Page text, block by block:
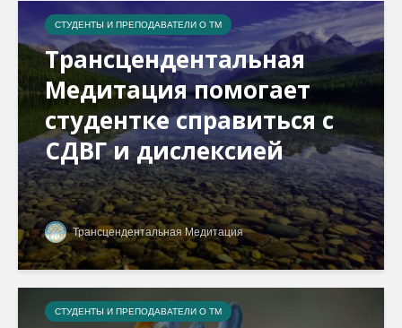
СТУДЕНТЫ И ПРЕПОДАВАТЕЛИ О ТМ
Трансцендентальная
Медитация помогает
студентке справиться с
СДВГ и дислексией
Трансцендентальная Медитация
СТУДЕНТЫ И ПРЕПОДАВАТЕЛИ О ТМ